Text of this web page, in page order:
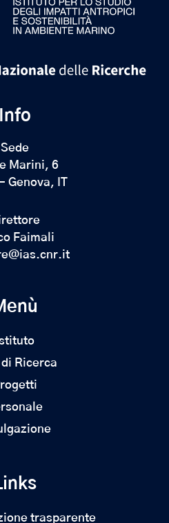
Info
Sede
Marini, 6
Genova, IT
Faimali
Ricerca
trasparente